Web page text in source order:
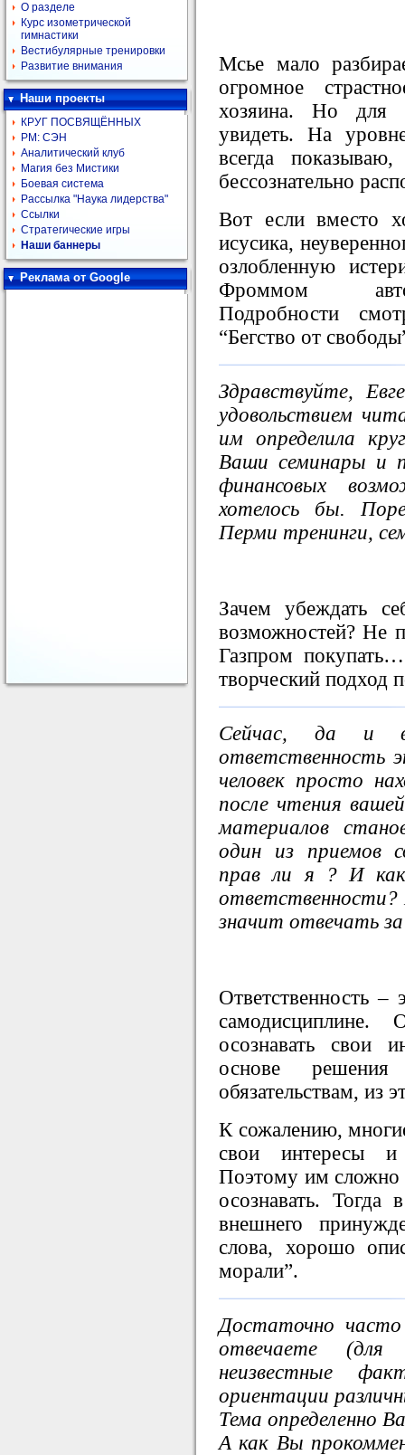
О разделе
Курс изометрической
гимнастики
Вестибулярные тренировки
Развитие внимания
Наши проекты
КРУГ ПОСВЯЩЁННЫХ
РМ: СЭН
Аналитический клуб
Магия без Мистики
Боевая система
Рассылка "Наука лидерства"
Ссылки
Стратегические игры
Наши баннеры
Реклама от Google
Мсье мало
огромное
хозяина. Но для
увидеть. На
всегда
бессознательно
Вот если вместо
исусика,
озлобленную
Фроммом
Подробности
“Бегство от
Здравствуйте,
удовольствием
им определила
Ваши семинары и
финансовых
хотелось бы.
Перми тренинги,
Зачем убеждать
возможностей? Не
Газпром
творческий подход
Сейчас, да и
ответственность
человек просто
после чтения
материалов
один из приемов
прав ли я ? И
ответственности?
значит отвечать за
Ответственность –
самодисциплине.
осознавать свои
основе
обязательствам,
К сожалению,
свои интересы и
Поэтому им сложно
осознавать. Тогда
внешнего
слова, хорошо
морали”.
Достаточно
отвечаете
неизвестные
ориентации
Тема определенно
А как Вы